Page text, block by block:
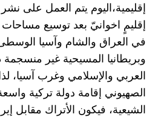
إقليمية،اليوم يتم العمل على
إقليمٍ اخوانيّ بعد توسيع مساحات
في العراق والشام وآسيا
وبريطانيا المسيحية غير منسجمة
العربي والإسلامي وغرب آسيا،
الصهيوني إقامة دولة تركية
الشيعية، فيكون الأتراك مقابل